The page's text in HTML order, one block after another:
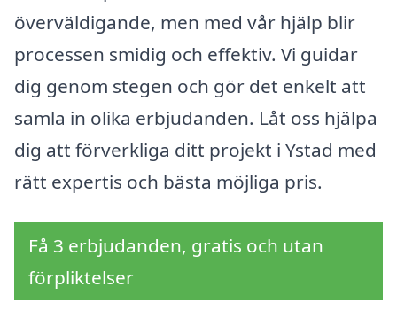
överväldigande, men med vår hjälp blir
processen smidig och effektiv. Vi guidar
dig genom stegen och gör det enkelt att
samla in olika erbjudanden. Låt oss hjälpa
dig att förverkliga ditt projekt i Ystad med
rätt expertis och bästa möjliga pris.
Få 3 erbjudanden, gratis och utan
förpliktelser